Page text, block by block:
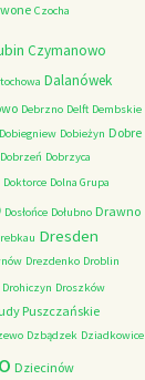
Czocha
Czymanowo
Dalanówek
Debrzno Delft Dembskie
Dobiegniew Dobieżyn Dobre
Dobrzeń Dobrzyca
Doktorce Dolna Grupa
Dosłońce Dołubno Drawno
Dresden
Drezdenko Droblin
Drohiczyn Droszków
Puszczańskie
Dzbądzek Dziadkowice
Dziecinów